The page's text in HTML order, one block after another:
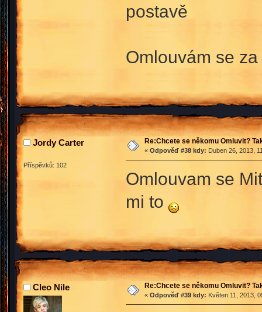
postavě
Omlouvám se
Jordy Carter
Příspěvků: 102
Re:Chcete se někomu Omluvit?
« Odpověď #38 kdy: Duben 26, 2013,
Omlouvam se
mi to
Cleo Nile Re:Chcete se někomu Omluvit?
« Odpověď #39 kdy: Květen 11, 2013,